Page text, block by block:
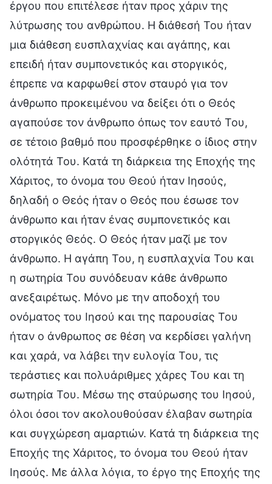
έργου που επιτέλεσε ήταν προς χάριν της
λύτρωσης του ανθρώπου. Η διάθεσή Του ήταν
μια διάθεση ευσπλαχνίας και αγάπης, και
επειδή ήταν συμπονετικός και στοργικός,
έπρεπε να καρφωθεί στον σταυρό για τον
άνθρωπο προκειμένου να δείξει ότι ο Θεός
αγαπούσε τον άνθρωπο όπως τον εαυτό Του,
σε τέτοιο βαθμό που προσφέρθηκε ο ίδιος στην
ολότητά Του. Κατά τη διάρκεια της Εποχής της
Χάριτος, το όνομα του Θεού ήταν Ιησούς,
δηλαδή ο Θεός ήταν ο Θεός που έσωσε τον
άνθρωπο και ήταν ένας συμπονετικός και
στοργικός Θεός. Ο Θεός ήταν μαζί με τον
άνθρωπο. Η αγάπη Του, η ευσπλαχνία Του και
η σωτηρία Του συνόδευαν κάθε άνθρωπο
ανεξαιρέτως. Μόνο με την αποδοχή του
ονόματος του Ιησού και της παρουσίας Του
ήταν ο άνθρωπος σε θέση να κερδίσει γαλήνη
και χαρά, να λάβει την ευλογία Του, τις
τεράστιες και πολυάριθμες χάρες Του και τη
σωτηρία Του. Μέσω της σταύρωσης του Ιησού,
όλοι όσοι τον ακολουθούσαν έλαβαν σωτηρία
και συγχώρεση αμαρτιών. Κατά τη διάρκεια της
Εποχής της Χάριτος, το όνομα του Θεού ήταν
Ιησούς. Με άλλα λόγια, το έργο της Εποχής της